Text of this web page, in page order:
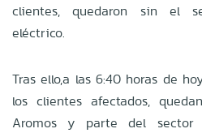
clientes, quedaron sin el
eléctrico.
Tras ello,a las 6:40 horas de
los clientes afectados,
Aromos y parte del sector